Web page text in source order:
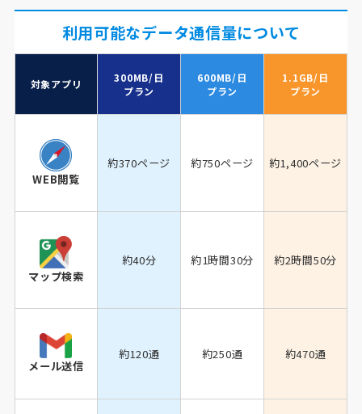
利用可能なデータ通信量について
対象アプリ
300MB/日
プラン
600MB/日
プラン
1.1GB/日
プラン
WEB閲覧
約370ページ 約750ページ 約1,400ページ
マップ検索
約40分 約1時間30分 約2時間50分
メール送信
約120通 約250通 約470通